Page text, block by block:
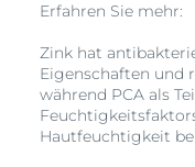
Erfahren Sie mehr:
Zink hat
Eigenschaften und
während PCA als
Hautfeuchtigkeit